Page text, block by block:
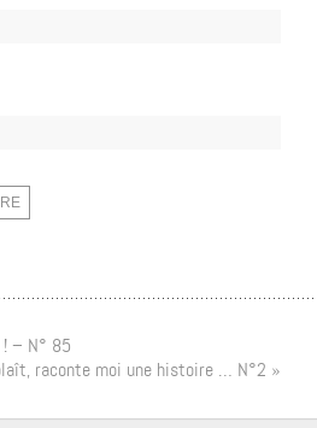
! – N° 85
raconte moi une histoire … N°2 »